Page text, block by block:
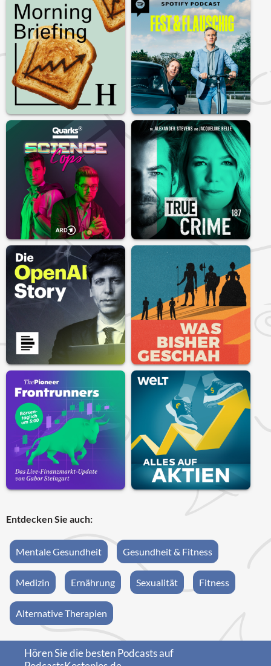
Entdecken Sie auch:
Mentale Gesundheit Gesundheit & Fitness
Medizin Ernährung Sexualität Fitness
Alternative Therapien
Hören Sie die besten Podcasts auf